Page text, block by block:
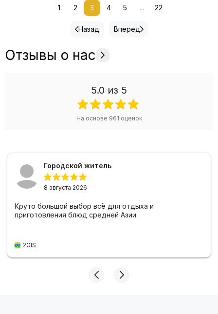
Назад
1 2 3 4 5 ... 22
Вперед
Отзывы о нас
5.0 из 5
На основе 961 оценок
Городской житель
8 августа 2026
Круто большой выбор всё для отдыха и
приготовления блюд средней Азии.
2GIS